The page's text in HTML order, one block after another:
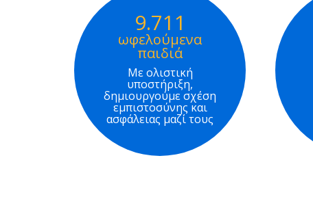
9.711
ωφελούμενα
παιδιά
Με ολιστική
υποστήριξη,
δημιουργούμε σχέση
εμπιστοσύνης και
ασφάλειας μαζί τους